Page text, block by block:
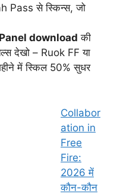
Pass से स्किन्स, जो
download की
देखो – Ruok FF या
में स्किल 50% सुधर
Collabor
ation in
Free
Fire:
2026 में
कौन-कौन